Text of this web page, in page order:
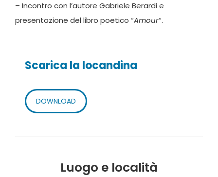
– Incontro con l’autore Gabriele Berardi e
presentazione del libro poetico “Amour“.
Scarica la locandina
DOWNLOAD
Luogo e località